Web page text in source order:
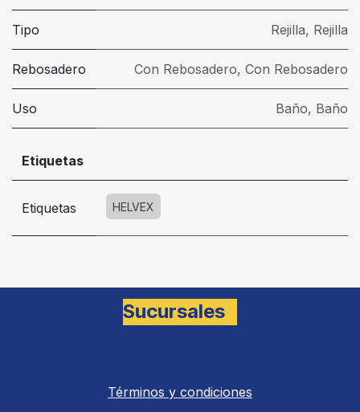
Tipo Rejilla, Rejilla
Rebosadero Con Rebosadero, Con Rebosadero
Uso Baño, Baño
Etiquetas
Etiquetas HELVEX
Sucursales
Términos y condiciones